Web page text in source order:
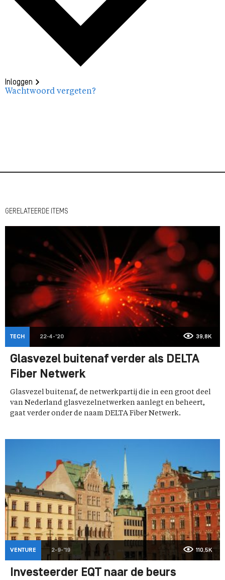
Inloggen
Wachtwoord vergeten?
GERELATEERDE ITEMS
TECH 22-4-'20 39,8K
Glasvezel buitenaf verder als DELTA
Fiber Netwerk
Glasvezel buitenaf, de netwerkpartij die in een groot deel
van Nederland glasvezelnetwerken aanlegt en beheert,
gaat verder onder de naam DELTA Fiber Netwerk.
VENTURE 2-9-'19 110,5K
Investeerder EQT naar de beurs